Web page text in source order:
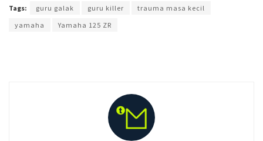
Tags: guru galak guru killer
trauma masa kecil
yamaha
Yamaha 125 ZR